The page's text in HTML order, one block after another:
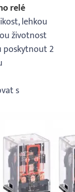
relé
lehkou
životnost
poskytnout 2
s